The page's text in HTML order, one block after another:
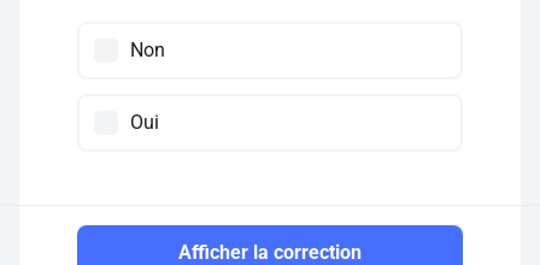
Non
Oui
Afficher la correction